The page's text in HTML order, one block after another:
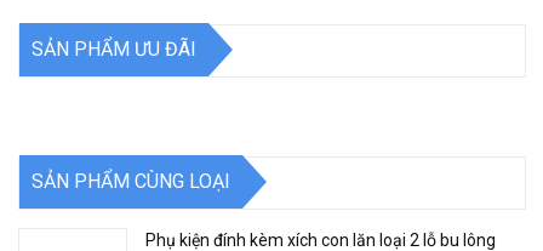
SẢN PHẨM ƯU ĐÃI
SẢN PHẨM CÙNG LOẠI
Phụ kiện đính kèm xích con lăn loại 2 lỗ bu lông